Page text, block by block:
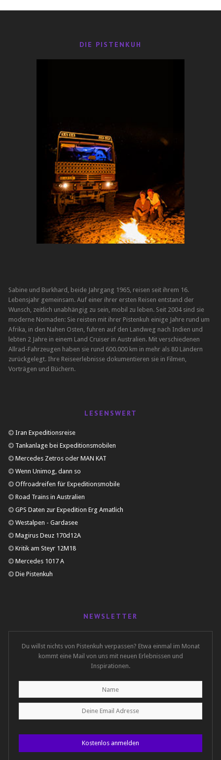
DIE PISTENKUH
Sabine und Burkhard, beide Jahrgang 1965, reisen seit ihrem 16.
Lebensjahr gemeinsam. Auf einer ihrer ersten Reisen entstand der
Wunsch, zeitlich unabhängig zu sein, mobil zu leben. Seit 2004 sind sie
moderne Nomaden: Sie reisten mit ihrer Pistenkuh einige Jahre rund um
Afrika, in den Nahen Osten, fuhren auf den Landweg nach Indien und
lebten 2 Jahre in einem Land Cruiser in Australien. Mit verschiedenen
Allrad-Fahrzeugen haben sie rund 600.000 km in mehr als 80 Ländern
zurückgelegt. Ihre Reiseerlebnisse dokumentieren sie in Filmen,
Vorträgen und Büchern.
LESENSWERT
Iran Expeditionsreise
Tankanlage bei Expeditionsmobilen
Mercedes Zetros oder MAN KAT
Wenn Unimog, dann so
Offroadreifen für Expeditionsmobile
Road Trains in Australien
GPS Daten zur Expedition Erg Amatlich
Westalpen - Gardasee
Magirus Deuz 170d12A
Kritik am Steyr 12M18
Mercedes 1017 A
Die Pistenkuh
NEWSLETTER
Du willst nichts von Pistenkuh verpassen? Etwa einmal im Monat
kommt eine Mail von uns mit neuen Erlebnissen und
Inspirationen.
Kostenlos anmelden